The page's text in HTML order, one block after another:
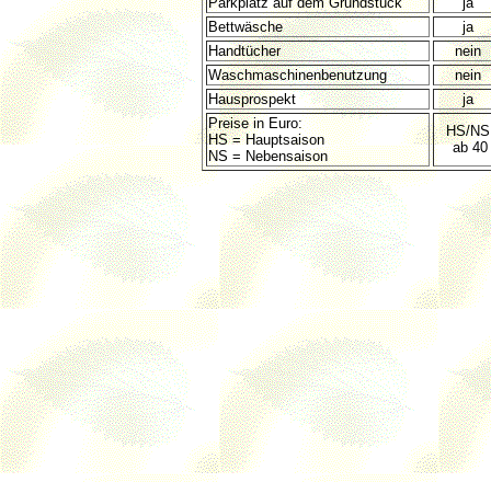
Bettwäsche
ja
Handtücher
nein
Waschmaschinenbenutzung
nein
Hausprospekt
ja
Preise in Euro:
HS = Hauptsaison
NS = Nebensaison
HS/NS
ab 40